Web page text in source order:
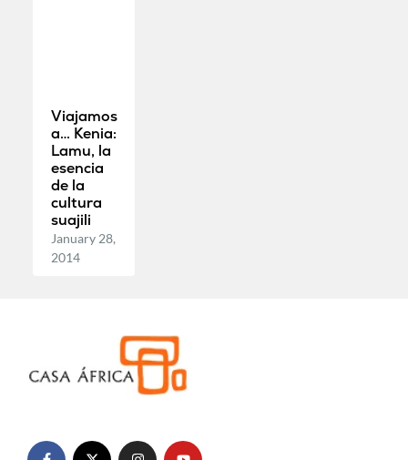
Viajamos
a… Kenia:
Lamu, la
esencia
de la
cultura
suajili
January 28,
2014